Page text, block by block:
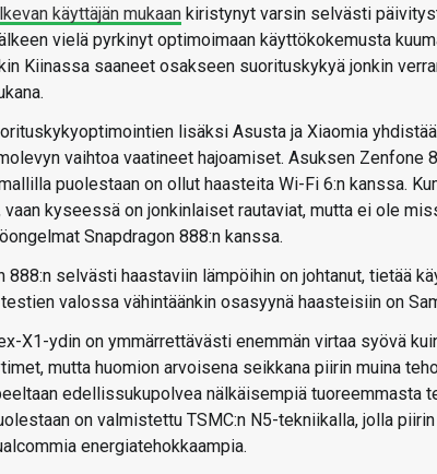
käyttäjän mukaan kiristynyt varsin selvästi
vielä pyrkinyt optimoimaan käyttökokemusta
Kiinassa saaneet osakseen suorituskykyä jonkin
lisäksi Asusta ja Xiaomia
vaihtoa vaatineet hajoamiset. Asuksen Zenfone
puolestaan on ollut haasteita Wi-Fi 6:n kanssa.
kyseessä on jonkinlaiset rautaviat, mutta ei ole
Snapdragon 888:n kanssa.
888:n selvästi haastaviin lämpöihin on johtanut, tietää
valossa vähintäänkin osasyynä haasteisiin on
X1-ydin on ymmärrettävästi enemmän virtaa syövä
mutta huomion arvoisena seikkana piirin muina
edellissukupolvea nälkäisempiä tuoreemmasta
on valmistettu TSMC:n N5-tekniikalla, jolla
energiatehokkaampia.